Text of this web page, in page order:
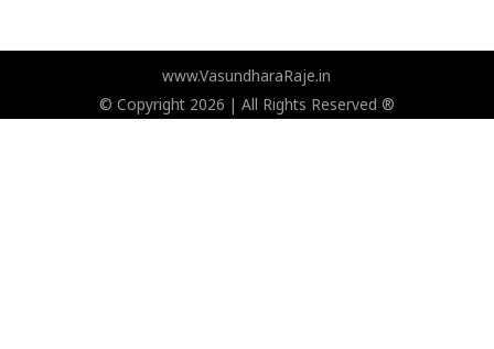
www.VasundharaRaje.in
© Copyright 2026 | All Rights Reserved ®